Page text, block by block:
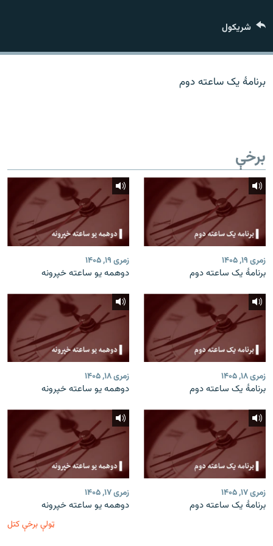
د ازادې اروپا/ ازادي راډيو ټولې پاڼې
شريکول
برنامۀ یک ساعته دوم
برخې
زمری ۱۹, ۱۴۰۵
برنامۀ یک ساعته دوم
زمری ۱۹, ۱۴۰۵
دوهمه یو ساعته خپرونه
زمری ۱۸, ۱۴۰۵
برنامۀ یک ساعته دوم
زمری ۱۸, ۱۴۰۵
دوهمه یو ساعته خپرونه
زمری ۱۷, ۱۴۰۵
برنامۀ یک ساعته دوم
زمری ۱۷, ۱۴۰۵
دوهمه یو ساعته خپرونه
ټولې برخې کتل